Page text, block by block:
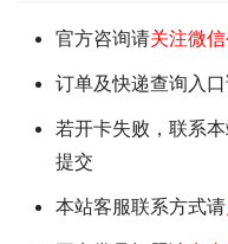
官方咨询请关注微
订单及快递查询入
若开卡失败，联系
提交
本站客服联系方式请